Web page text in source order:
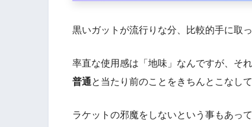
黒いガットが流行りな分、比較的手に取
率直な使用感は「地味」なんですが、そ
普通と当たり前のことをきちんとこなし
ラケットの邪魔をしないという事もあっ